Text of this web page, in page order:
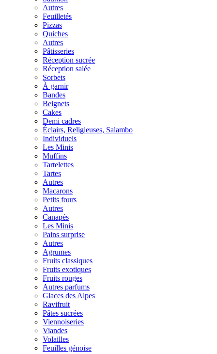
Autres
Feuilletés
Pizzas
Quiches
Autres
Pâtisseries
Réception sucrée
Réception salée
Sorbets
À garnir
Bandes
Beignets
Cakes
Demi cadres
Éclairs, Religieuses, Salambo
Individuels
Les Minis
Muffins
Tartelettes
Tartes
Autres
Macarons
Petits fours
Autres
Canapés
Les Minis
Pains surprise
Autres
Agrumes
Fruits classiques
Fruits exotiques
Fruits rouges
Autres parfums
Glaces des Alpes
Ravifruit
Pâtes sucrées
Viennoiseries
Viandes
Volailles
Feuilles génoise